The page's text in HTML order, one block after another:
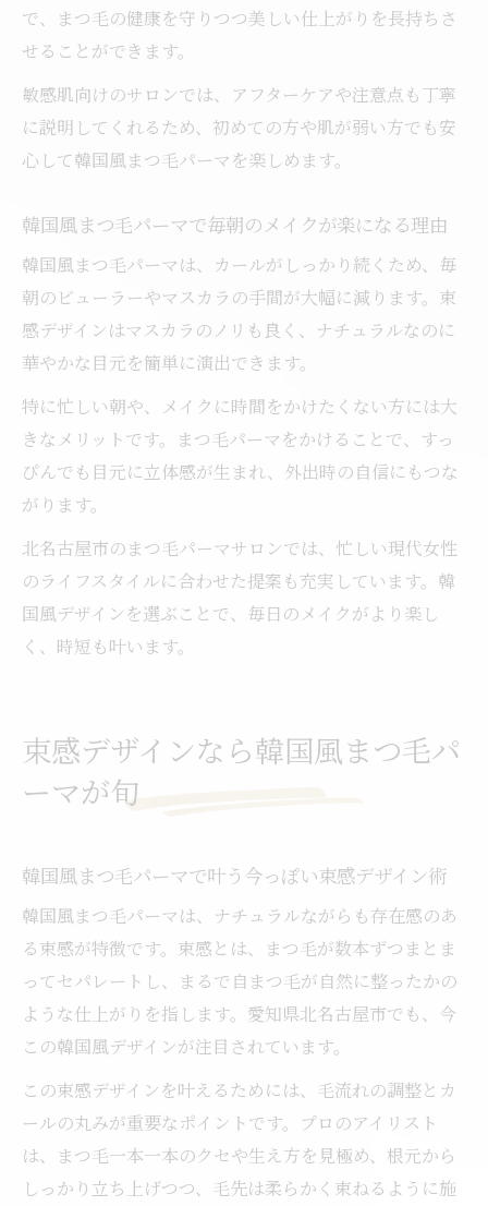
で、まつ毛の健康を守りつつ美しい仕上がりを長持ちさ
せることができます。
敏感肌向けのサロンでは、アフターケアや注意点も丁寧
に説明してくれるため、初めての方や肌が弱い方でも安
心して韓国風まつ毛パーマを楽しめます。
韓国風まつ毛パーマで毎朝のメイクが楽になる理由
韓国風まつ毛パーマは、カールがしっかり続くため、毎
朝のビューラーやマスカラの手間が大幅に減ります。束
感デザインはマスカラのノリも良く、ナチュラルなのに
華やかな目元を簡単に演出できます。
特に忙しい朝や、メイクに時間をかけたくない方には大
きなメリットです。まつ毛パーマをかけることで、すっ
ぴんでも目元に立体感が生まれ、外出時の自信にもつな
がります。
北名古屋市のまつ毛パーマサロンでは、忙しい現代女性
のライフスタイルに合わせた提案も充実しています。韓
国風デザインを選ぶことで、毎日のメイクがより楽し
く、時短も叶います。
束感デザインなら韓国風まつ毛パ
ーマが旬
韓国風まつ毛パーマで叶う今っぽい束感デザイン術
韓国風まつ毛パーマは、ナチュラルながらも存在感のあ
る束感が特徴です。束感とは、まつ毛が数本ずつまとま
ってセパレートし、まるで自まつ毛が自然に整ったかの
ような仕上がりを指します。愛知県北名古屋市でも、今
この韓国風デザインが注目されています。
この束感デザインを叶えるためには、毛流れの調整とカ
ールの丸みが重要なポイントです。プロのアイリスト
は、まつ毛一本一本のクセや生え方を見極め、根元から
しっかり立ち上げつつ、毛先は柔らかく束ねるように施